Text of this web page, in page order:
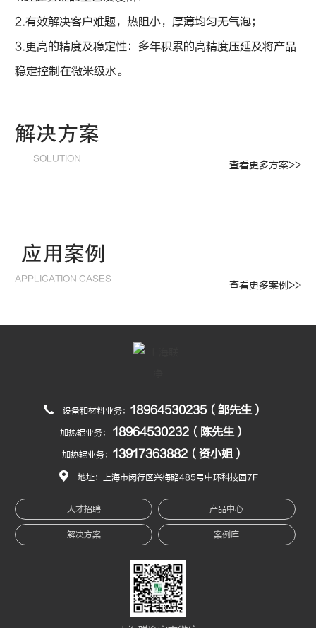
2.有效解决客户难题，热阻小，厚薄均匀无气泡；
3.更高的精度及稳定性：多年积累的高精度压延及将产品
稳定控制在微米级水。
解决方案
SOLUTION
查看更多方案>>
应用案例
APPLICATION CASES
查看更多案例>>
设备和材料业务： 18964530235（邹先生）
加热辊业务： 18964530232（陈先生）
加热辊业务： 13917363882（资小姐）
地址：上海市闵行区兴梅路485号中环科技园7F
人才招聘 产品中心
解决方案 案例库